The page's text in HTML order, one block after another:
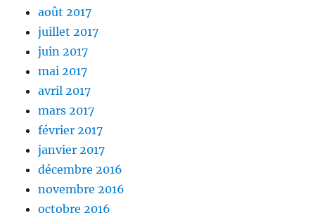
août 2017
juillet 2017
juin 2017
mai 2017
avril 2017
mars 2017
février 2017
janvier 2017
décembre 2016
novembre 2016
octobre 2016